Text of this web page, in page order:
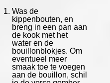
Was de
kippenbouten, en
breng in een pan aan
de kook met het
water en de
bouillonblokjes. Om
eventueel meer
smaak toe te voegen
aan de bouillon, schil